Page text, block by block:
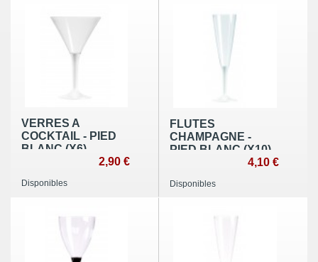
VERRES A
COCKTAIL - PIED
BLANC (X6)
2,90 €
Disponibles
FLUTES
CHAMPAGNE -
PIED BLANC (X10)
4,10 €
Disponibles